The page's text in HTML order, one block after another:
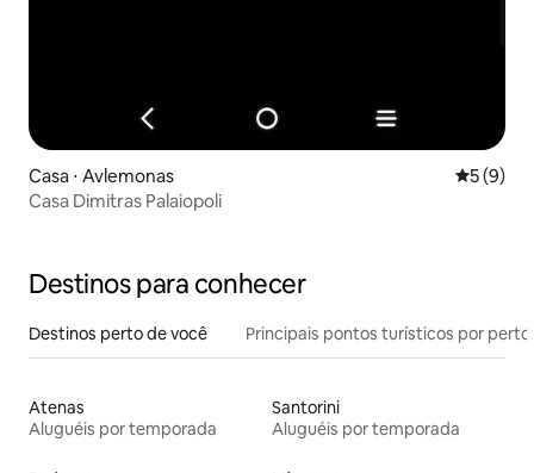
Casa ⋅ Avlemonas 5 de
5 (9)
Casa Dimitras Palaiopoli
Destinos para conhecer
Destinos perto de você Principais pontos turísticos por perto
Atenas
Aluguéis por temporada
Santorini
Aluguéis por temporada